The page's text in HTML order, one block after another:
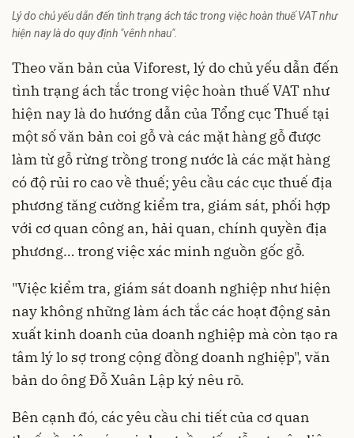
Lý do chủ yếu dẫn đến tình trạng ách tắc trong việc hoàn thuế VAT như
hiện nay là do quy định "vênh nhau".
Theo văn bản của Viforest, lý do chủ yếu dẫn đến
tình trạng ách tắc trong việc hoàn thuế VAT như
hiện nay là do hướng dẫn của Tổng cục Thuế tại
một số văn bản coi gỗ và các mặt hàng gỗ được
làm từ gỗ rừng trồng trong nước là các mặt hàng
có độ rủi ro cao về thuế; yêu cầu các cục thuế địa
phương tăng cường kiểm tra, giám sát, phối hợp
với cơ quan công an, hải quan, chính quyền địa
phương… trong việc xác minh nguồn gốc gỗ.
"Việc kiểm tra, giám sát doanh nghiệp như hiện
nay không những làm ách tắc các hoạt động sản
xuất kinh doanh của doanh nghiệp mà còn tạo ra
tâm lý lo sợ trong cộng đồng doanh nghiệp", văn
bản do ông Đỗ Xuân Lập ký nêu rõ.
Bên cạnh đó, các yêu cầu chi tiết của cơ quan